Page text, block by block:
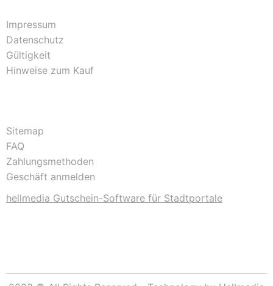
Impressum
Datenschutz
Gültigkeit
Hinweise zum Kauf
Sitemap
FAQ
Zahlungsmethoden
Geschäft anmelden
hellmedia Gutschein-Software für Stadtportale